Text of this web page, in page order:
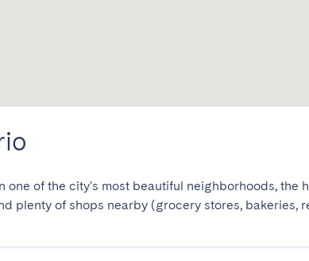
one of the city's most beautiful neighborhoods, the
plenty of shops nearby (grocery stores, bakeries,